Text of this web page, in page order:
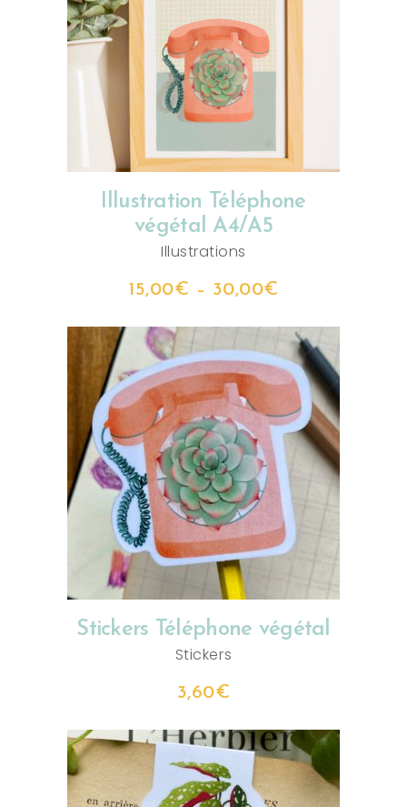
CHOIX DES OPTIONS
Illustration Téléphone
végétal A4/A5
Illustrations
15,00€ – 30,00€
AJOUTER AU PANIER
Stickers Téléphone végétal
Stickers
3,60€